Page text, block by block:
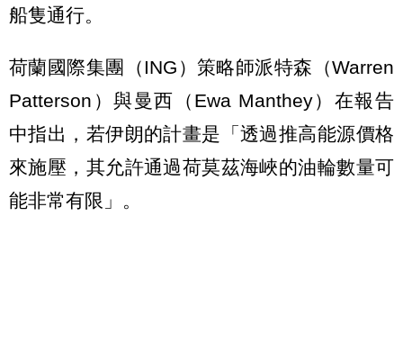
船隻通行。
荷蘭國際集團（ING）策略師派特森（Warren
Patterson）與曼西（Ewa Manthey）在報告
中指出，若伊朗的計畫是「透過推高能源價格
來施壓，其允許通過荷莫茲海峽的油輪數量可
能非常有限」。